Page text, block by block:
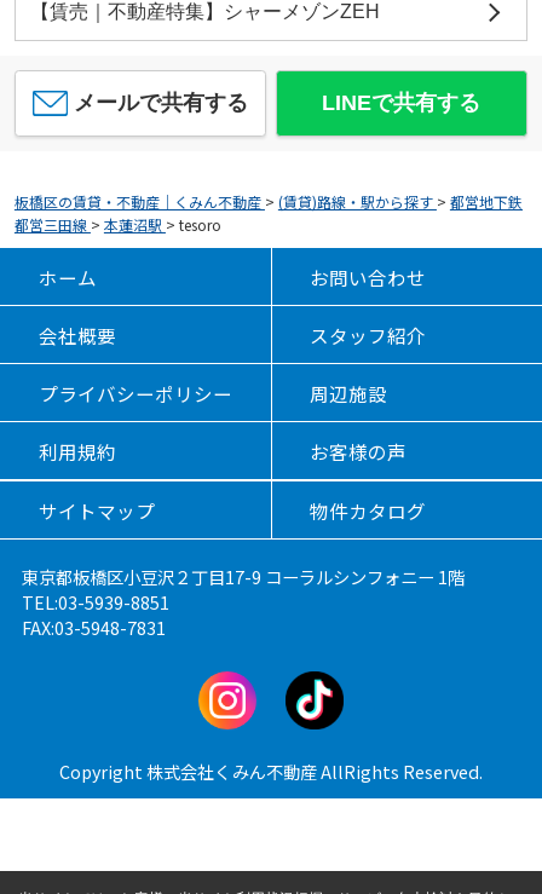
【賃売｜不動産特集】シャーメゾンZEH
メールで共有する LINEで共有する
板橋区の賃貸・不動産｜くみん不動産 > (賃貸)路線・駅から探す > 都営地下鉄
都営三田線 > 本蓮沼駅 > tesoro
ホーム お問い合わせ
会社概要 スタッフ紹介
プライバシーポリシー 周辺施設
利用規約 お客様の声
サイトマップ 物件カタログ
東京都板橋区小豆沢２丁目17-9 コーラルシンフォニー 1階
TEL:03-5939-8851
FAX:03-5948-7831
Copyright 株式会社くみん不動産 AllRights Reserved.